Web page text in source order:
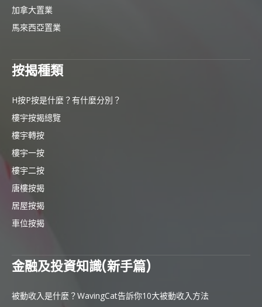
加拿大置業
馬來西亞置業
按揭種類
H按P按是什麼？有什麼分別？
樓宇按揭總覽
樓宇轉按
樓宇一按
樓宇二按
唐樓按揭
居屋按揭
車位按揭
金融及投資知識(新手篇)
被動收入是什麼？WavingCat告訴你10大被動收入方法